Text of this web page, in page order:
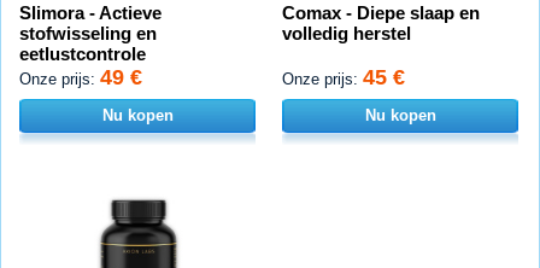
Slimora - Actieve
stofwisseling en
eetlustcontrole
Onze prijs: 49 €
Nu kopen
Comax - Diepe slaap en
volledig herstel
Onze prijs: 45 €
Nu kopen